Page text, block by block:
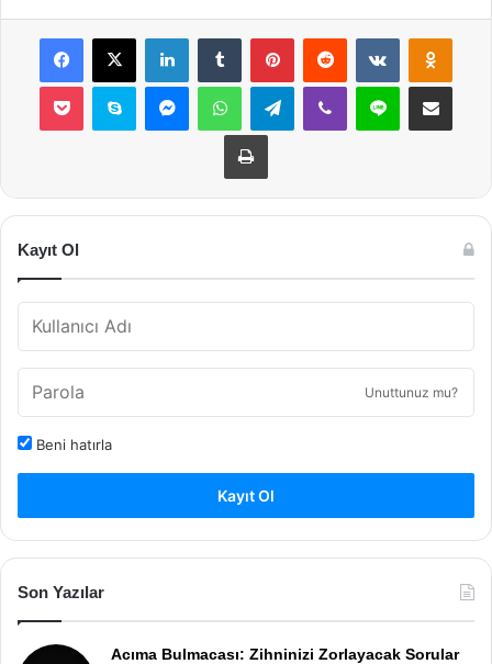
Facebook
X LinkedInTumblr PinterestReddit VKontakte
Pocket Skype MessengerWhatsAppTelegramViber Line E-Posta ile
Yazdır
Kayıt Ol
Unuttunuz mu?
Beni hatırla
Kayıt Ol
Son Yazılar
Acıma Bulmacası: Zihninizi Zorlayacak Sorular